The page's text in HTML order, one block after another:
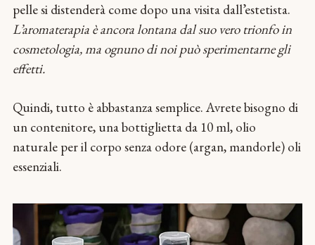
pelle si distenderà come dopo una visita dall’estetista.
L’aromaterapia è ancora lontana dal suo vero trionfo in
cosmetologia, ma ognuno di noi può sperimentarne gli
effetti.
Quindi, tutto è abbastanza semplice. Avrete bisogno di
un contenitore, una bottiglietta da 10 ml, olio
naturale per il corpo senza odore (argan, mandorle) oli
essenziali.